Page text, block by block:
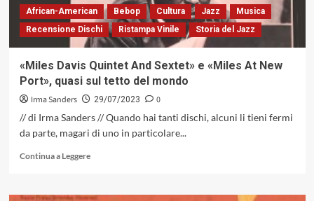
African-American Bebop Cultura Jazz
Musica
Recensione Dischi
Ristampa Vinile Storia del Jazz
«Miles Davis Quintet And Sextet» e «Miles At New
Port», quasi sul tetto del mondo
Irma Sanders 29/07/2023
0
// di Irma Sanders // Quando hai tanti dischi, alcuni li tieni fermi
da parte, magari di uno in particolare...
Continua a LeggereLeggi
su